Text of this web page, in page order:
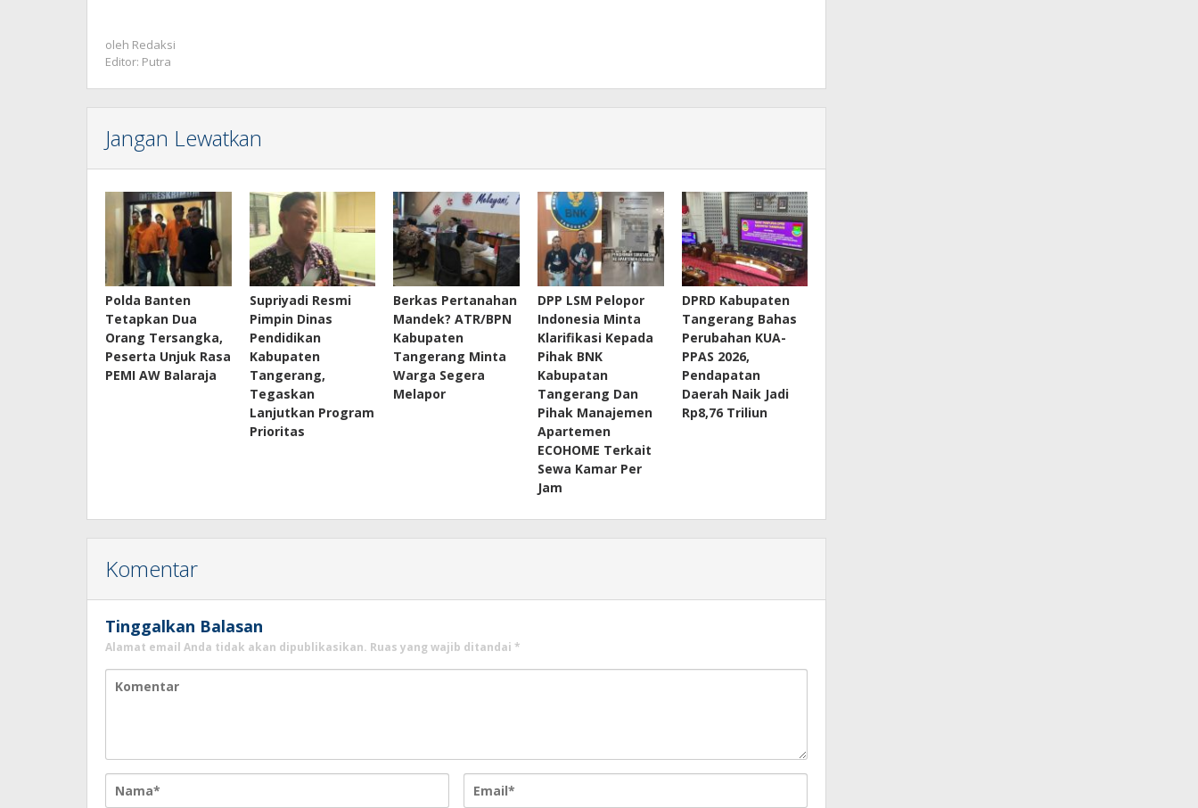
oleh Redaksi
Editor: Putra
Jangan Lewatkan
Polda Banten
Tetapkan Dua
Orang Tersangka,
Peserta Unjuk Rasa
PEMI AW Balaraja
Supriyadi Resmi
Pimpin Dinas
Pendidikan
Kabupaten
Tangerang,
Tegaskan
Lanjutkan Program
Prioritas
Berkas Pertanahan
Mandek? ATR/BPN
Kabupaten
Tangerang Minta
Warga Segera
Melapor
DPP LSM Pelopor
Indonesia Minta
Klarifikasi Kepada
Pihak BNK
Kabupatan
Tangerang Dan
Pihak Manajemen
Apartemen
ECOHOME Terkait
Sewa Kamar Per
Jam
DPRD Kabupaten
Tangerang Bahas
Perubahan KUA-
PPAS 2026,
Pendapatan
Daerah Naik Jadi
Rp8,76 Triliun
Komentar
Tinggalkan Balasan
Alamat email Anda tidak akan dipublikasikan. Ruas yang wajib ditandai *